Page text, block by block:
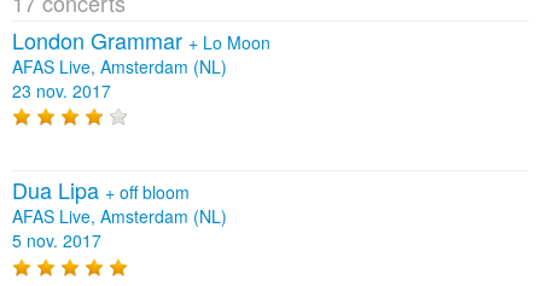
London Grammar + Lo Moon
AFAS Live, Amsterdam (NL)
23 nov. 2017
Dua Lipa + off bloom
AFAS Live, Amsterdam (NL)
5 nov. 2017